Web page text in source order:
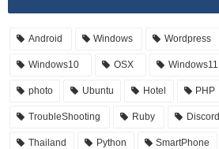
Android Windows Wordpress
Windows10 OSX Windows11
photo Ubuntu Hotel PHP
TroubleShooting Ruby Discord
Thailand Python SmartPhone